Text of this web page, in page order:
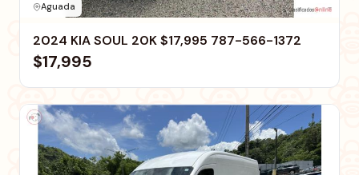
Aguada
2024 KIA SOUL 20K $17,995 787-566-1372
$17,995